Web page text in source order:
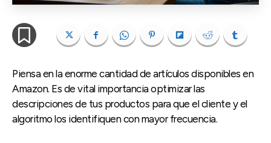
Piensa en la enorme cantidad de artículos disponibles en
Amazon. Es de vital importancia optimizar las
descripciones de tus productos para que el cliente y el
algoritmo los identifiquen con mayor frecuencia.